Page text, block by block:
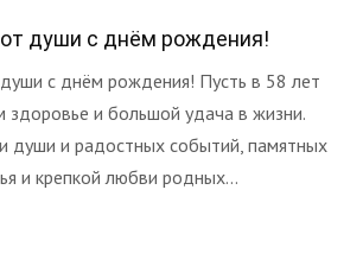
души с днём рождения!
с днём рождения! Пусть в 58 лет
и большой удача в жизни.
души и радостных событий, памятных
и крепкой любви родных...